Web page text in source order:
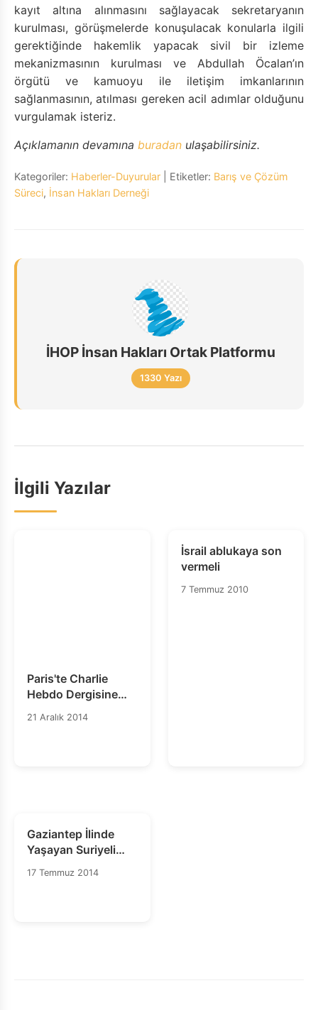
kayıt altına alınmasını sağlayacak sekretaryanın
kurulması, görüşmelerde konuşulacak konularla ilgili
gerektiğinde hakemlik yapacak sivil bir izleme
mekanizmasının kurulması ve Abdullah Öcalan’ın
örgütü ve kamuoyu ile iletişim imkanlarının
sağlanmasının, atılması gereken acil adımlar olduğunu
vurgulamak isteriz.
Açıklamanın devamına buradan ulaşabilirsiniz.
Kategoriler: Haberler-Duyurular | Etiketler: Barış ve Çözüm
Süreci, İnsan Hakları Derneği
İHOP İnsan Hakları Ortak Platformu
1330 Yazı
İlgili Yazılar
Paris'te Charlie
Hebdo Dergisine
Yönelik
21 Aralık 2014
İsrail ablukaya son
vermeli
7 Temmuz 2010
Gaziantep İlinde
Yaşayan Suriyeli
Sığınmacıların
17 Temmuz 2014